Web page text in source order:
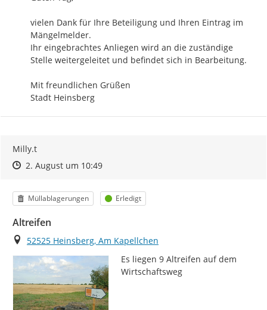
vielen Dank für Ihre Beteiligung und Ihren Eintrag im
Mängelmelder.
Ihr eingebrachtes Anliegen wird an die zuständige
Stelle weitergeleitet und befindet sich in Bearbeitung.
Mit freundlichen Grüßen
Stadt Heinsberg
Milly.t
Zeitpunkt des Erstellens
Zeitpunkt des Erstellens
2. August um 10:49Zur Äußerung
Kategorie
Müllablagerungen Status
Erledigt
Altreifen
Ort
52525 Heinsberg, Am Kapellchen
Es liegen 9 Altreifen auf dem
Wirtschaftsweg